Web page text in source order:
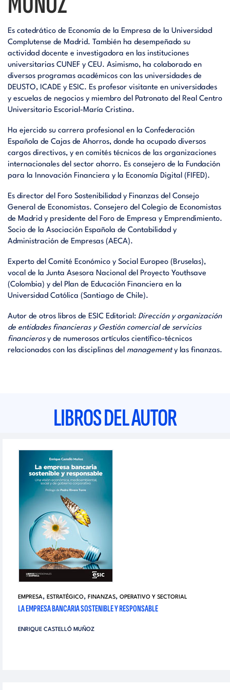
Es catedrático de Economía de la Empresa de la Universidad
Complutense de Madrid. También ha desempeñado su
actividad docente e investigadora en las instituciones
universitarias CUNEF y CEU. Asimismo, ha colaborado en
diversos programas académicos con las universidades de
DEUSTO, ICADE y ESIC. Es profesor visitante en universidades
y escuelas de negocios y miembro del Patronato del Real Centro
Universitario Escorial-María Cristina.
Ha ejercido su carrera profesional en la Confederación
Española de Cajas de Ahorros, donde ha ocupado diversos
cargos directivos, y en comités técnicos de las organizaciones
internacionales del sector ahorro. Es consejero de la Fundación
para la Innovación Financiera y la Economía Digital (FIFED).
Es director del Foro Sostenibilidad y Finanzas del Consejo
General de Economistas. Consejero del Colegio de Economistas
de Madrid y presidente del Foro de Empresa y Emprendimiento.
Socio de la Asociación Española de Contabilidad y
Administración de Empresas (AECA).
Experto del Comité Económico y Social Europeo (Bruselas),
vocal de la Junta Asesora Nacional del Proyecto Youthsave
(Colombia) y del Plan de Educación Financiera en la
Universidad Católica (Santiago de Chile).
Autor de otros libros de ESIC Editorial: Dirección y organización
de entidades financieras y Gestión comercial de servicios
financieros y de numerosos artículos científico-técnicos
relacionados con las disciplinas del managementy las finanzas.
LIBROS DEL AUTOR
EMPRESA, ESTRATÉGICO, FINANZAS, OPERATIVO Y SECTORIAL
LA EMPRESA BANCARIA SOSTENIBLE Y RESPONSABLE
ENRIQUE CASTELLÓ MUÑOZ